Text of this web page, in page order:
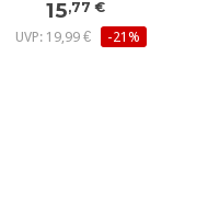
15,77 €
UVP: 19,99 €
-21%